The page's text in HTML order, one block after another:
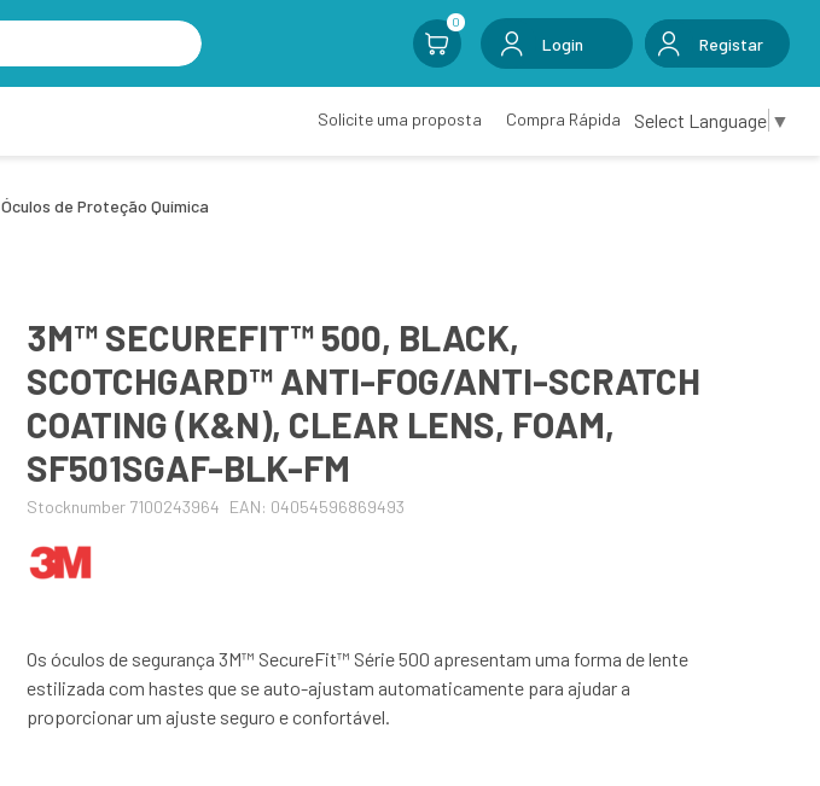
0
Login Registar
Solicite uma proposta Compra Rápida Select Language ▼
Óculos de Proteção Química
3M™ SECUREFIT™ 500, BLACK,
SCOTCHGARD™ ANTI-FOG/ANTI-SCRATCH
COATING (K&N), CLEAR LENS, FOAM,
SF501SGAF-BLK-FM
Stocknumber 7100243964 EAN: 04054596869493
Os óculos de segurança 3M™ SecureFit™ Série 500 apresentam uma forma de lente
estilizada com hastes que se auto-ajustam automaticamente para ajudar a
proporcionar um ajuste seguro e confortável.